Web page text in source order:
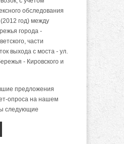
обследования
год) между
города -
части
выхода с моста - ул.
- Кировского и
предложения
опроса на нашем
следующие